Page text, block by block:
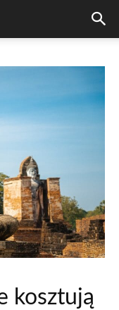
kosztują